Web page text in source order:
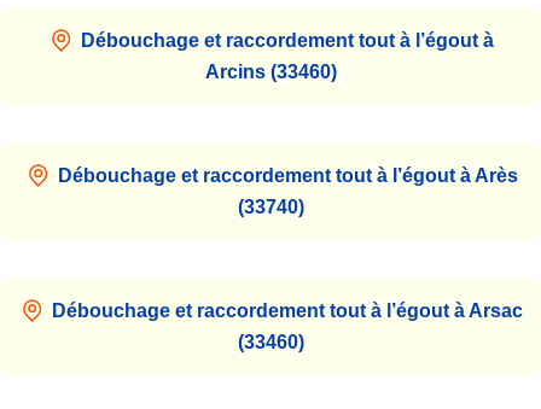
Débouchage et raccordement tout à l’égout à
Arcins (33460)
Débouchage et raccordement tout à l’égout à Arès
(33740)
Débouchage et raccordement tout à l’égout à Arsac
(33460)